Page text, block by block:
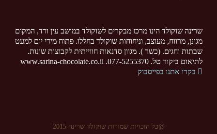
שרינה שוקולד הינו מרכז מבקרים לשוקולד במושב עין ורד, המקום
מגונן, מרווח, מעוצב, וניחוחות שוקולד בחללו. פתוח מידי יום למעט
שבתות וחגים. (כשר ). מגוון סדנאות חווייתית לקבוצות שונות.
לתיאום ביקור טל. 077-5255370. www.sarina-chocolate.co.il
בקרו אתנו בפייסבוק
@כל הזכויות שמורות שוקולד שרינה 2015